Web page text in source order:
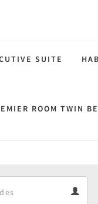
SUITE
ROOM TWIN